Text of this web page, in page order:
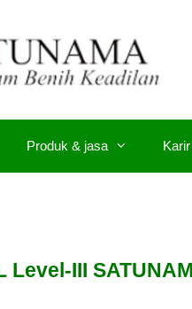
Produk & jasa Karir
Level-III